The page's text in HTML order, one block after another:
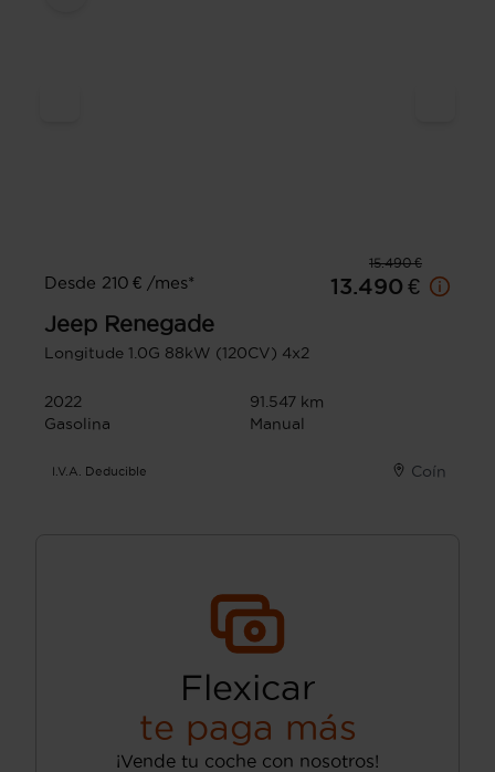
15.490 €
Desde 210 € /mes*
13.490 €
Jeep Renegade
Longitude 1.0G 88kW (120CV) 4x2
2022
91.547 km
Gasolina
Manual
I.V.A. Deducible Coín
Flexicar
te paga más
¡Vende tu coche con nosotros!